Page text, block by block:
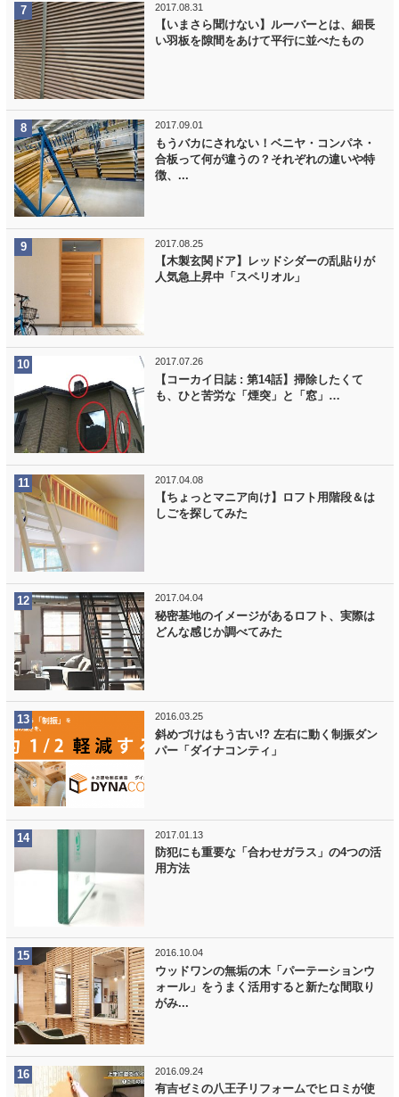
2017.08.31
【いまさら聞けない】ルーバーとは、細長
い羽板を隙間をあけて平行に並べたもの
2017.09.01
もうバカにされない！ベニヤ・コンパネ・
合板って何が違うの？それぞれの違いや特
徴、...
2017.08.25
【木製玄関ドア】レッドシダーの乱貼りが
人気急上昇中「スペリオル」
2017.07.26
【コーカイ日誌 : 第14話】掃除したくて
も、ひと苦労な「煙突」と「窓」…
2017.04.08
【ちょっとマニア向け】ロフト用階段＆は
しごを探してみた
2017.04.04
秘密基地のイメージがあるロフト、実際は
どんな感じか調べてみた
2016.03.25
斜めづけはもう古い!? 左右に動く制振ダン
パー「ダイナコンティ」
2017.01.13
防犯にも重要な「合わせガラス」の4つの活
用方法
2016.10.04
ウッドワンの無垢の木「パーテーションウ
ォール」をうまく活用すると新たな間取り
がみ...
2016.09.24
有吉ゼミの八王子リフォームでヒロミが使